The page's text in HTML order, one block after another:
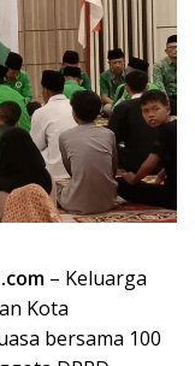
– Keluarga
Kota
bersama 100